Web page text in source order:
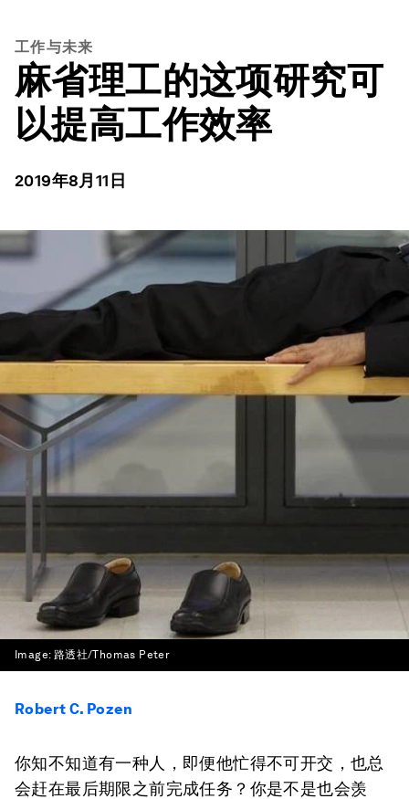
工作与未来
麻省理工的这项研究可
以提高工作效率
2019年8月11日
Image: 路透社/Thomas Peter
Robert C. Pozen
你知不知道有一种人，即便他忙得不可开交，也总
会赶在最后期限之前完成任务？你是不是也会羡